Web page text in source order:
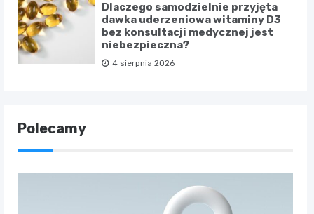
Dlaczego samodzielnie przyjęta
dawka uderzeniowa witaminy D3
bez konsultacji medycznej jest
niebezpieczna?
4 sierpnia 2026
Polecamy